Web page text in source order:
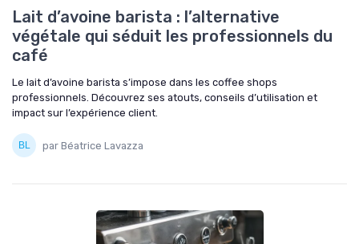
Lait d’avoine barista : l’alternative
végétale qui séduit les professionnels du
café
Le lait d’avoine barista s’impose dans les coffee shops
professionnels. Découvrez ses atouts, conseils d’utilisation et
impact sur l’expérience client.
par Béatrice Lavazza